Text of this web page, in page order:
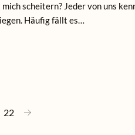
scheitern? Jeder von uns
Häufig fällt es…
22 →